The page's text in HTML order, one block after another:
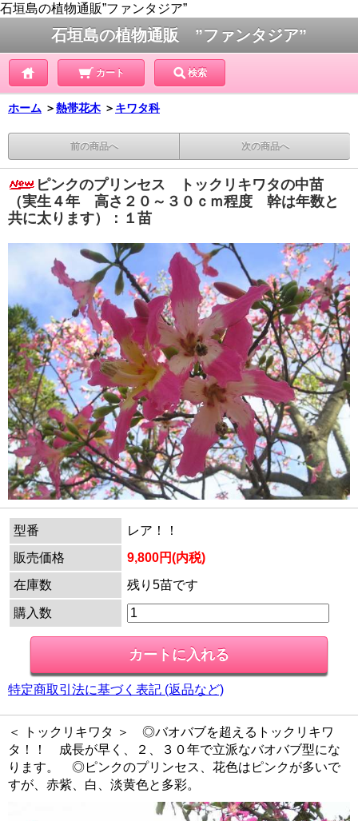
石垣島の植物通販”ファンタジア”
石垣島の植物通販 ”ファンタジア”
カート 検索
ホーム ＞熱帯花木 ＞ キワタ科
前の商品へ 次の商品へ
ピンクのプリンセス トックリキワタの中苗
（実生４年 高さ２０～３０ｃｍ程度 幹は年数と
共に太ります）：１苗
型番
レア！！
販売価格
9,800円(内税)
在庫数
残り5苗です
購入数
特定商取引法に基づく表記 (返品など)
＜ トックリキワタ ＞ ◎バオバブを超えるトックリキワ
タ！！ 成長が早く、２、３０年で立派なバオバブ型にな
ります。 ◎ピンクのプリンセス、花色はピンクが多いで
すが、赤紫、白、淡黄色と多彩。